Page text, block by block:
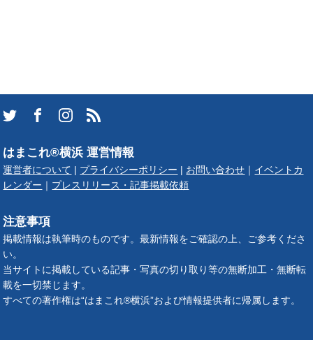
はまこれ®横浜 運営情報
運営者について | プライバシーポリシー | お問い合わせ ｜ イベントカ
レンダー ｜ プレスリリース・記事掲載依頼
注意事項
掲載情報は執筆時のものです。最新情報をご確認の上、ご参考くださ
い。
当サイトに掲載している記事・写真の切り取り等の無断加工・無断転
載を一切禁じます。
すべての著作権は“はまこれ®横浜”および情報提供者に帰属します。